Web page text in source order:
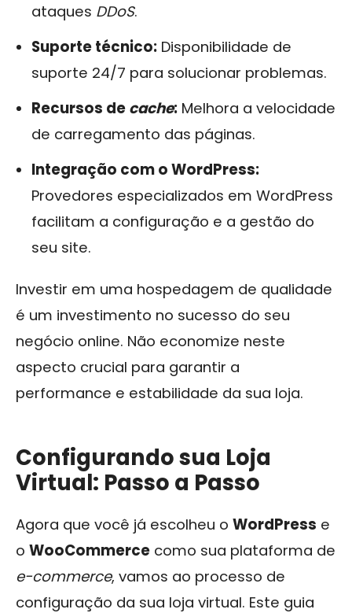
ataques DDoS.
Suporte técnico: Disponibilidade de
suporte 24/7 para solucionar problemas.
Recursos de cache: Melhora a velocidade
de carregamento das páginas.
Integração com o WordPress:
Provedores especializados em WordPress
facilitam a configuração e a gestão do
seu site.
Investir em uma hospedagem de qualidade
é um investimento no sucesso do seu
negócio online. Não economize neste
aspecto crucial para garantir a
performance e estabilidade da sua loja.
Configurando sua Loja
Virtual: Passo a Passo
Agora que você já escolheu o WordPress e
o WooCommerce como sua plataforma de
e-commerce, vamos ao processo de
configuração da sua loja virtual. Este guia